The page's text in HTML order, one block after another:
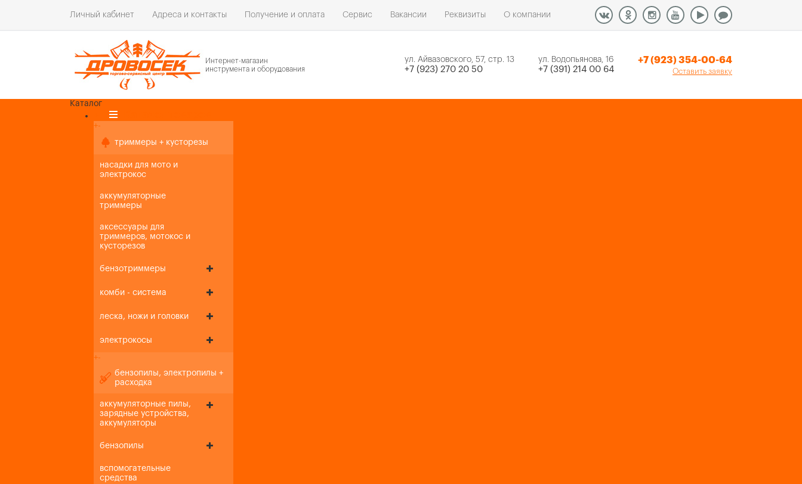
Личный кабинет Адреса и контакты Получение и оплата Сервис Вакансии Реквизиты О компании
Интернет-магазин
инструмента и оборудования
ул. Айвазовского, 57, стр. 13
+7 (923) 270 20 50
ул. Водопьянова, 16
+7 (391) 214 00 64
+7 (923) 354-00-64
Оставить заявку
Каталог
+-
триммеры + кусторезы
насадки для мото и
электрокос
аккумуляторные
триммеры
аксессуары для
триммеров, мотокос и
кусторезов
бензотриммеры
комби - система
леска, ножи и головки
электрокосы
+-
бензопилы, электропилы +
расходка
аккумуляторные пилы,
зарядные устройства,
аккумуляторы
бензопилы
вспомогательные
средства